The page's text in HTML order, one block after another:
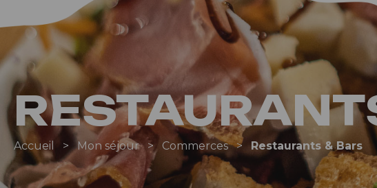
Accueil > Mon séjour > Commerces > Restaurants & Bars